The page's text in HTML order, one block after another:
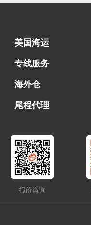
美国海运
海运拼柜
海运整柜
美国海卡
加拿大海运
专线服务
FBA专线直送
超大件专线
AWD专线
电池专线
海外仓
一件代发
FBA中转
贴标换标
拆柜/存储
尾程代理
报价咨询